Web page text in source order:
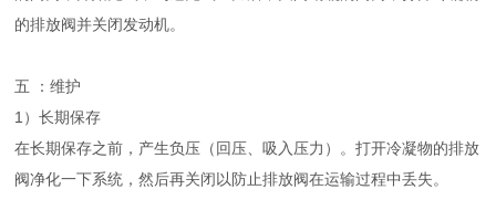
的排放阀并关闭发动机。
五 ：维护
1）长期保存
在长期保存之前，产生负压（回压、吸入压力）。打开冷凝物的排放
阀净化一下系统，然后再关闭以防止排放阀在运输过程中丢失。